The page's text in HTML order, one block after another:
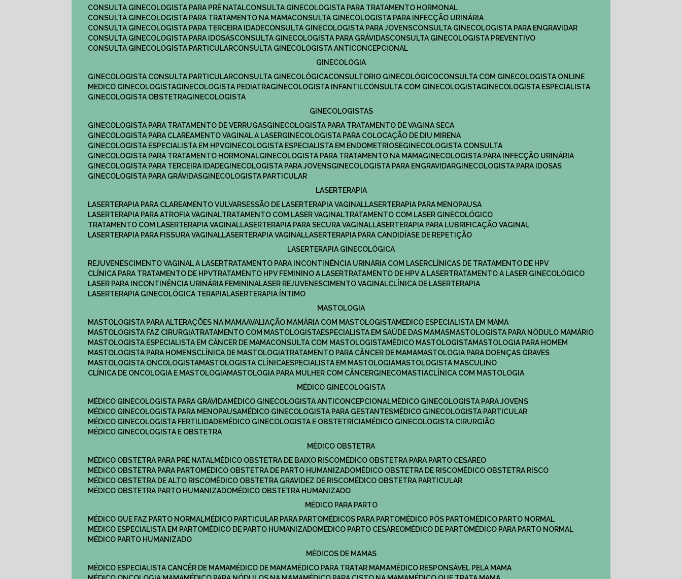
CONSULTA GINECOLOGISTA PARA PRÉ NATAL
CONSULTA GINECOLOGISTA PARA TRATAMENTO HORMONAL
CONSULTA GINECOLOGISTA PARA TRATAMENTO NA MAMA
CONSULTA GINECOLOGISTA PARA INFECÇÃO URINÁRIA
CONSULTA GINECOLOGISTA PARA TERCEIRA IDADE
CONSULTA GINECOLOGISTA PARA JOVENS
CONSULTA GINECOLOGISTA PARA ENGRAVIDAR
CONSULTA GINECOLOGISTA PARA IDOSAS
CONSULTA GINECOLOGISTA PARA GRÁVIDAS
CONSULTA GINECOLOGISTA PREVENTIVO
CONSULTA GINECOLOGISTA PARTICULAR
CONSULTA GINECOLOGISTA ANTICONCEPCIONAL
GINECOLOGIA
GINECOLOGISTA CONSULTA PARTICULAR​
CONSULTA GINECOLÓGICA​ CONSULTORIO GINECOLÓGICO​
CONSULTA COM GINECOLOGISTA ONLINE​
MEDICO GINECOLOGISTA​
GINECOLOGISTA PEDIATRA​ GINECOLOGISTA INFANTIL​ CONSULTA COM GINECOLOGISTA​
GINECOLOGISTA ESPECIALISTA
GINECOLOGISTA OBSTETRA​
GINECOLOGISTA
GINECOLOGISTAS
GINECOLOGISTA PARA TRATAMENTO DE VERRUGAS
GINECOLOGISTA PARA TRATAMENTO DE VAGINA SECA
GINECOLOGISTA PARA CLAREAMENTO VAGINAL A LASER
GINECOLOGISTA PARA COLOCAÇÃO DE DIU MIRENA
GINECOLOGISTA ESPECIALISTA EM HPV
GINECOLOGISTA ESPECIALISTA EM ENDOMETRIOSE
GINECOLOGISTA CONSULTA
GINECOLOGISTA PARA TRATAMENTO HORMONAL
GINECOLOGISTA PARA TRATAMENTO NA MAMA
GINECOLOGISTA PARA INFECÇÃO URINÁRIA
GINECOLOGISTA PARA TERCEIRA IDADE
GINECOLOGISTA PARA JOVENS GINECOLOGISTA PARA ENGRAVIDAR
GINECOLOGISTA PARA IDOSAS
GINECOLOGISTA PARA GRÁVIDAS
GINECOLOGISTA PARTICULAR
LASERTERAPIA
LASERTERAPIA PARA CLAREAMENTO VULVAR
SESSÃO DE LASERTERAPIA​ VAGINAL LASERTERAPIA PARA MENOPAUSA
LASERTERAPIA PARA ATROFIA VAGINAL
TRATAMENTO COM LASER VAGINAL
TRATAMENTO COM LASER GINECOLÓGICO
TRATAMENTO COM LASERTERAPIA​ VAGINAL LASERTERAPIA PARA SECURA VAGINAL​ LASERTERAPIA PARA LUBRIFICAÇÃO VAGINAL​
LASERTERAPIA PARA FISSURA VAGINAL​ LASERTERAPIA VAGINAL​ LASERTERAPIA PARA CANDIDÍASE DE REPETIÇÃO
LASERTERAPIA GINECOLÓGICA
REJUVENESCIMENTO VAGINAL A LASER
TRATAMENTO PARA INCONTINÊNCIA URINÁRIA COM LASER
CLÍNICAS DE TRATAMENTO DE HPV
CLÍNICA PARA TRATAMENTO DE HPV
TRATAMENTO HPV FEMININO A LASER TRATAMENTO DE HPV A LASER
TRATAMENTO A LASER GINECOLÓGICO
LASER PARA INCONTINÊNCIA URINÁRIA FEMININA LASER REJUVENESCIMENTO VAGINAL
CLÍNICA DE LASERTERAPIA
LASERTERAPIA GINECOLÓGICA TERAPIA LASERTERAPIA ÍNTIMO
MASTOLOGIA
MASTOLOGISTA PARA ALTERAÇÕES NA MAMA AVALIAÇÃO MAMÁRIA COM MASTOLOGISTA
MEDICO ESPECIALISTA EM MAMA​
MASTOLOGISTA FAZ CIRURGIA
TRATAMENTO COM MASTOLOGISTA ESPECIALISTA EM SAÚDE DAS MAMAS
MASTOLOGISTA PARA NÓDULO MAMÁRIO
MASTOLOGISTA ESPECIALISTA EM CÂNCER DE MAMA
CONSULTA COM MASTOLOGISTA MÉDICO MASTOLOGISTA
MASTOLOGIA PARA HOMEM
MASTOLOGISTA PARA HOMENS
CLÍNICA DE MASTOLOGIA TRATAMENTO PARA CÂNCER DE MAMA
MASTOLOGIA PARA DOENÇAS GRAVES
MASTOLOGISTA ONCOLOGISTA
MASTOLOGISTA CLÍNICA ESPECIALISTA EM MASTOLOGIA
MASTOLOGISTA MASCULINO
CLÍNICA DE ONCOLOGIA E MASTOLOGIA
MASTOLOGIA PARA MULHER COM CÂNCER GINECOMASTIA
CLÍNICA COM MASTOLOGIA
MÉDICO GINECOLOGISTA
MÉDICO GINECOLOGISTA PARA GRÁVIDA
MÉDICO GINECOLOGISTA ANTICONCEPCIONAL
MÉDICO GINECOLOGISTA PARA JOVENS
MÉDICO GINECOLOGISTA PARA MENOPAUSA
MÉDICO GINECOLOGISTA PARA GESTANTES
MÉDICO GINECOLOGISTA PARTICULAR
MÉDICO GINECOLOGISTA FERTILIDADE
MÉDICO GINECOLOGISTA E OBSTETRÍCIA
MÉDICO GINECOLOGISTA CIRURGIÃO
MÉDICO GINECOLOGISTA E OBSTETRA
MÉDICO OBSTETRA
MÉDICO OBSTETRA PARA PRÉ NATAL
MÉDICO OBSTETRA DE BAIXO RISCO
MÉDICO OBSTETRA PARA PARTO CESÁREO
MÉDICO OBSTETRA PARA PARTO
MÉDICO OBSTETRA DE PARTO HUMANIZADO MÉDICO OBSTETRA DE RISCO
MÉDICO OBSTETRA RISCO
MÉDICO OBSTETRA DE ALTO RISCO
MÉDICO OBSTETRA GRAVIDEZ DE RISCO
MÉDICO OBSTETRA PARTICULAR
MÉDICO OBSTETRA PARTO HUMANIZADO
MÉDICO OBSTETRA HUMANIZADO
MÉDICO PARA PARTO
MÉDICO QUE FAZ PARTO NORMAL
MÉDICO PARTICULAR PARA PARTO MÉDICOS PARA PARTO MÉDICO PÓS PARTO
MÉDICO PARTO NORMAL
MÉDICO ESPECIALISTA EM PARTO
MÉDICO DE PARTO HUMANIZADO MÉDICO PARTO CESÁREO MÉDICO DE PARTO
MÉDICO PARA PARTO NORMAL
MÉDICO PARTO HUMANIZADO
MÉDICOS DE MAMAS
MÉDICO ESPECIALISTA CANCÊR DE MAMA
MÉDICO DE MAMA MÉDICO PARA TRATAR MAMA
MÉDICO RESPONSÁVEL PELA MAMA